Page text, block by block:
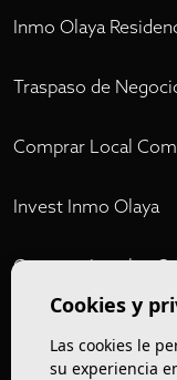
Inmo Olaya
Traspaso de
Comprar Local
Invest Inmo Olaya
Comprar Locales
Cookies y
Las cookies le
su experiencia